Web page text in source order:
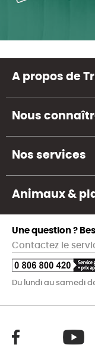
A propos de
Nous
Nos services
Animaux &
Une question ?
Contactez le
Du lundi au samedi